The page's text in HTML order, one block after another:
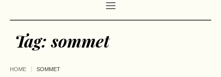
Tag:sommet
HOME SOMMET